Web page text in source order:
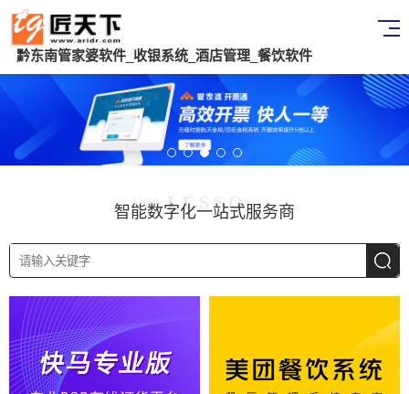
黔东南管家婆软件_收银系统_酒店管理_餐饮软件
L E S S O
智能数字化一站式服务商